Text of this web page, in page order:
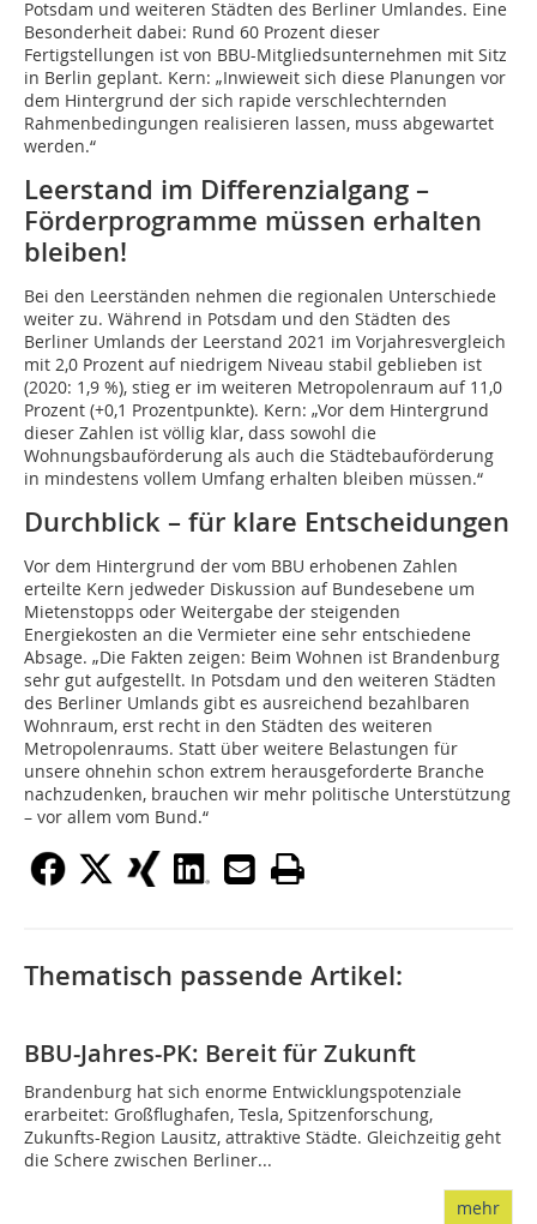
Potsdam und weiteren Städten des Berliner Umlandes. Eine
Besonderheit dabei: Rund 60 Prozent dieser
Fertigstellungen ist von BBU-Mitgliedsunternehmen mit Sitz
in Berlin geplant. Kern: „Inwieweit sich diese Planungen vor
dem Hintergrund der sich rapide verschlechternden
Rahmenbedingungen realisieren lassen, muss abgewartet
werden.“
Leerstand im Differenzialgang –
Förderprogramme müssen erhalten
bleiben!
Bei den Leerständen nehmen die regionalen Unterschiede
weiter zu. Während in Potsdam und den Städten des
Berliner Umlands der Leerstand 2021 im Vorjahresvergleich
mit 2,0 Prozent auf niedrigem Niveau stabil geblieben ist
(2020: 1,9 %), stieg er im weiteren Metropolenraum auf 11,0
Prozent (+0,1 Prozentpunkte). Kern: „Vor dem Hintergrund
dieser Zahlen ist völlig klar, dass sowohl die
Wohnungsbauförderung als auch die Städtebauförderung
in mindestens vollem Umfang erhalten bleiben müssen.“
Durchblick – für klare Entscheidungen
Vor dem Hintergrund der vom BBU erhobenen Zahlen
erteilte Kern jedweder Diskussion auf Bundesebene um
Mietenstopps oder Weitergabe der steigenden
Energiekosten an die Vermieter eine sehr entschiedene
Absage. „Die Fakten zeigen: Beim Wohnen ist Brandenburg
sehr gut aufgestellt. In Potsdam und den weiteren Städten
des Berliner Umlands gibt es ausreichend bezahlbaren
Wohnraum, erst recht in den Städten des weiteren
Metropolenraums. Statt über weitere Belastungen für
unsere ohnehin schon extrem herausgeforderte Branche
nachzudenken, brauchen wir mehr politische Unterstützung
– vor allem vom Bund.“
Thematisch passende Artikel:
BBU-Jahres-PK: Bereit für Zukunft
Brandenburg hat sich enorme Entwicklungspotenziale
erarbeitet: Großflughafen, Tesla, Spitzenforschung,
Zukunfts-Region Lausitz, attraktive Städte. Gleichzeitig geht
die Schere zwischen Berliner...
mehr